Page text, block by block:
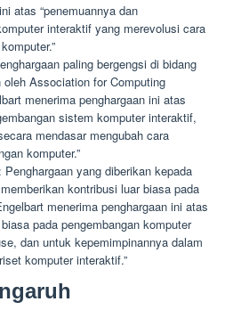
atas “penemuannya dan
interaktif yang merevolusi cara
paling bergengsi di bidang
Association for Computing
menerima penghargaan ini atas
sistem komputer interaktif,
mendasar mengubah cara
komputer.”
Penghargaan yang diberikan kepada
kontribusi luar biasa pada
menerima penghargaan ini atas
pada pengembangan komputer
dan untuk kepemimpinannya dalam
komputer interaktif.”